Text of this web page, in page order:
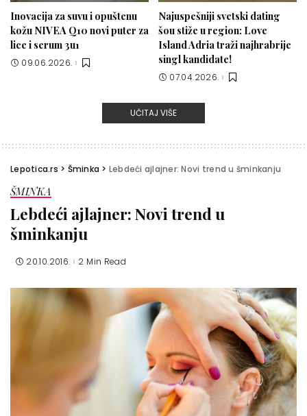
Inovacija za suvu i opuštenu
kožu NIVEA Q10 novi puter za
lice i serum 3u1
09.06.2026.
Najuspešniji svetski dating
šou stiže u region: Love
Island Adria traži najhrabrije
singl kandidate!
07.04.2026.
UČITAJ VIŠE
Lepotica.rs > Šminka > Lebdeći ajlajner: Novi trend u šminkanju
ŠMINKA
Lebdeći ajlajner: Novi trend u
šminkanju
20.10.2016. 2 Min Read